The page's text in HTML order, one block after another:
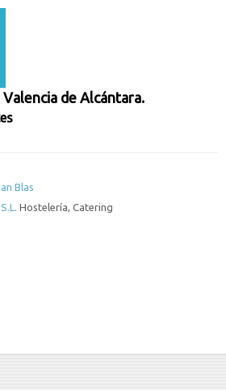
de Alcántara.
Blas
Hostelería, Catering